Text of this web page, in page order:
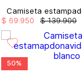
$ 139.900
$ 69 950
50%